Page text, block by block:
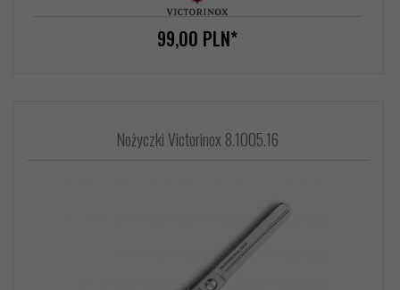
99,00 PLN*
Nożyczki Victorinox 8.1005.16